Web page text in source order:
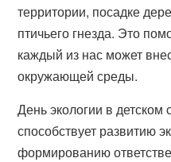
территории, посадке
птичьего гнезда. Это
каждый из нас может
окружающей среды.
День экологии в
способствует развитию
формированию